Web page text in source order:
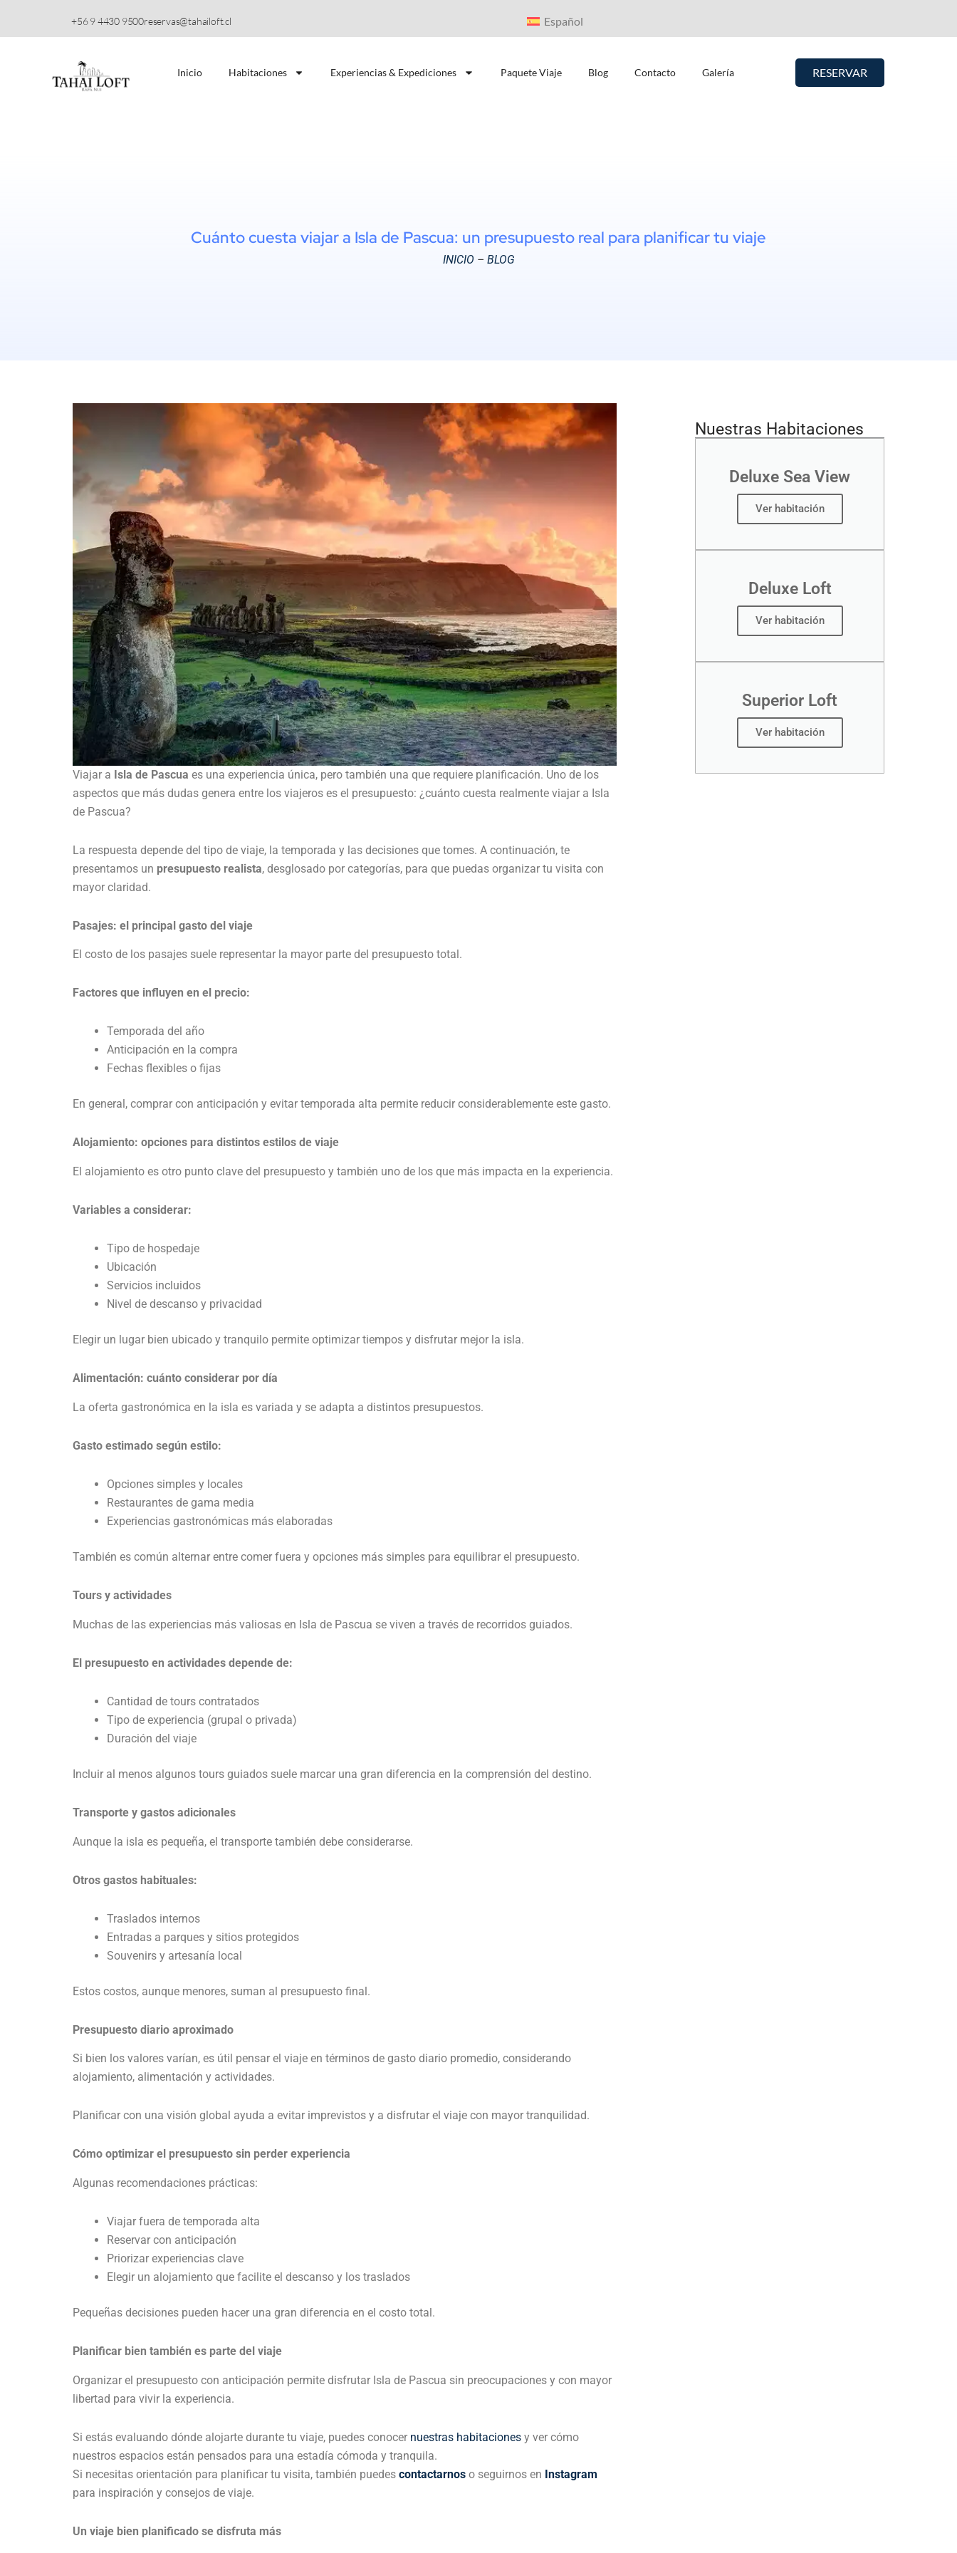
+56 9 4430 9500reservas@tahailoft.cl Español
Inicio Habitaciones Experiencias & Expediciones Paquete Viaje Blog Contacto Galería RESERVAR
Cuánto cuesta viajar a Isla de Pascua: un presupuesto real para planificar tu viaje
INICIO – BLOG
Viajar a Isla de Pascua es una experiencia única, pero también una que requiere planificación. Uno de los
aspectos que más dudas genera entre los viajeros es el presupuesto: ¿cuánto cuesta realmente viajar a Isla
de Pascua?
La respuesta depende del tipo de viaje, la temporada y las decisiones que tomes. A continuación, te
presentamos un presupuesto realista, desglosado por categorías, para que puedas organizar tu visita con
mayor claridad.
Pasajes: el principal gasto del viaje
El costo de los pasajes suele representar la mayor parte del presupuesto total.
Factores que influyen en el precio:
Temporada del año
Anticipación en la compra
Fechas flexibles o fijas
En general, comprar con anticipación y evitar temporada alta permite reducir considerablemente este gasto.
Alojamiento: opciones para distintos estilos de viaje
El alojamiento es otro punto clave del presupuesto y también uno de los que más impacta en la experiencia.
Variables a considerar:
Tipo de hospedaje
Ubicación
Servicios incluidos
Nivel de descanso y privacidad
Elegir un lugar bien ubicado y tranquilo permite optimizar tiempos y disfrutar mejor la isla.
Alimentación: cuánto considerar por día
La oferta gastronómica en la isla es variada y se adapta a distintos presupuestos.
Gasto estimado según estilo:
Opciones simples y locales
Restaurantes de gama media
Experiencias gastronómicas más elaboradas
También es común alternar entre comer fuera y opciones más simples para equilibrar el presupuesto.
Tours y actividades
Muchas de las experiencias más valiosas en Isla de Pascua se viven a través de recorridos guiados.
El presupuesto en actividades depende de:
Cantidad de tours contratados
Tipo de experiencia (grupal o privada)
Duración del viaje
Incluir al menos algunos tours guiados suele marcar una gran diferencia en la comprensión del destino.
Transporte y gastos adicionales
Aunque la isla es pequeña, el transporte también debe considerarse.
Otros gastos habituales:
Traslados internos
Entradas a parques y sitios protegidos
Souvenirs y artesanía local
Estos costos, aunque menores, suman al presupuesto final.
Presupuesto diario aproximado
Si bien los valores varían, es útil pensar el viaje en términos de gasto diario promedio, considerando
alojamiento, alimentación y actividades.
Planificar con una visión global ayuda a evitar imprevistos y a disfrutar el viaje con mayor tranquilidad.
Cómo optimizar el presupuesto sin perder experiencia
Algunas recomendaciones prácticas:
Viajar fuera de temporada alta
Reservar con anticipación
Priorizar experiencias clave
Elegir un alojamiento que facilite el descanso y los traslados
Pequeñas decisiones pueden hacer una gran diferencia en el costo total.
Planificar bien también es parte del viaje
Organizar el presupuesto con anticipación permite disfrutar Isla de Pascua sin preocupaciones y con mayor
libertad para vivir la experiencia.
Si estás evaluando dónde alojarte durante tu viaje, puedes conocer nuestras habitaciones y ver cómo
nuestros espacios están pensados para una estadía cómoda y tranquila.
Si necesitas orientación para planificar tu visita, también puedes contactarnos o seguirnos en Instagram
para inspiración y consejos de viaje.
Un viaje bien planificado se disfruta más
Nuestras Habitaciones
Deluxe Sea View
Ver habitación
Deluxe Loft
Ver habitación
Superior Loft
Ver habitación